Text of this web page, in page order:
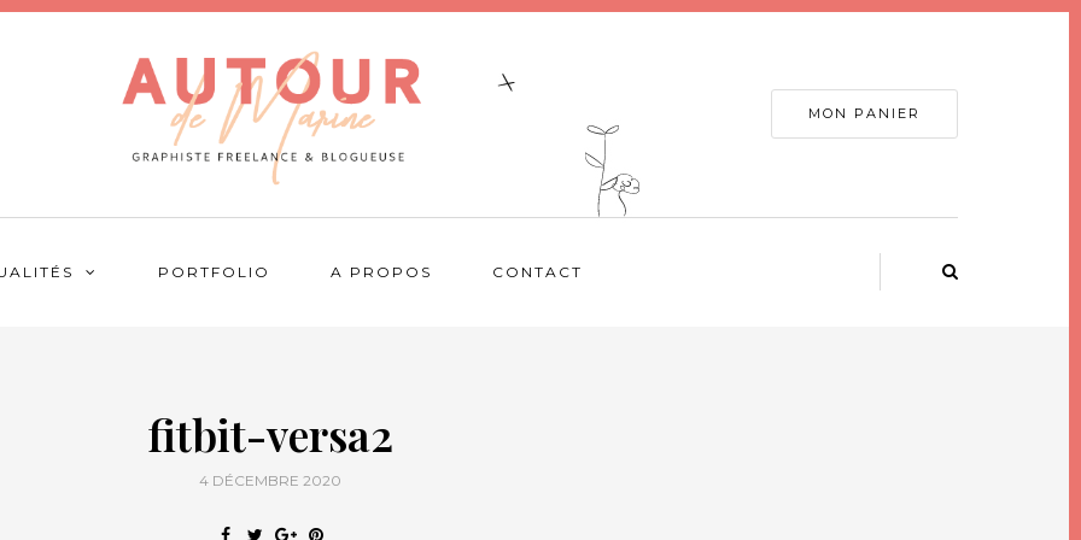
MON PANIER
PORTFOLIO A PROPOS CONTACT
fitbit-versa2
4 DÉCEMBRE 2020